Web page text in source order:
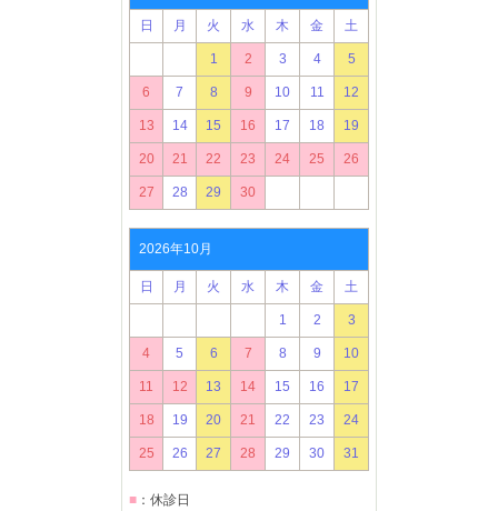
日 月 火 水 木 金 土
1 2 3 4 5
6 7 8 9 10 11 12
13 14 15 16 17 18 19
20 21 22 23 24 25 26
27 28 29 30
2026年10月
日 月 火 水 木 金 土
1 2 3
4 5 6 7 8 9 10
11 12 13 14 15 16 17
18 19 20 21 22 23 24
25 26 27 28 29 30 31
■ ：休診日